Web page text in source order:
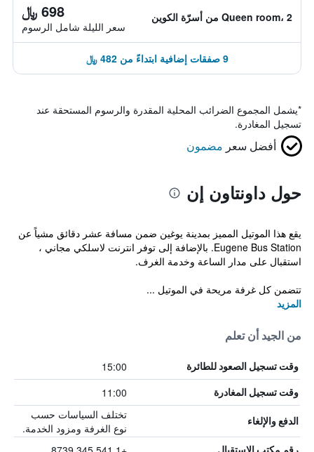
Queen room، 2 من أسرّة الكوين 698 ﷼
سعر الليلة شامل الرسوم
9 صفقات إضافية ابتداءً من 482 ﷼
*يشمل المجموع الضرائب المحلية المقدرة والرسوم المستحقة عند
تسجيل المغادرة.
أفضل سعر مضمون
حول داونتاون إن
يقع هذا الموتيل المميز بمدينة يوغين ضمن مسافة عشر دقائق مشياً عن
Eugene Bus Station. بالإضافة إلى توفر انترنت لاسلكي مجاني ،
استقبال على مدار الساعة وخدمة الغرف.
تتضمن كل غرفة مريحة في الموتيل ...
المزيد
من الجيد أن تعلم
وقت تسجيل الصعود للطائرة 15:00
وقت تسجيل المغادرة 11:00
الدفع والإلغاء
تختلف السياسات حسب
نوع الغرفة ومزود الخدمة.
رقم مكتب الاستقبال